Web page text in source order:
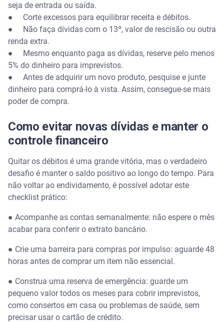
seja de entrada ou saída.
● Corte excessos para equilibrar receita e débitos.
● Não faça dívidas com o 13º, valor de rescisão ou outra
renda extra.
● Mesmo enquanto paga as dívidas, reserve pelo menos
5% do dinheiro para imprevistos.
● Antes de adquirir um novo produto, pesquise e junte
dinheiro para comprá-lo à vista. Assim, consegue-se mais
poder de compra.
Como evitar novas dívidas e manter o
controle financeiro
Quitar os débitos é uma grande vitória, mas o verdadeiro
desafio é manter o saldo positivo ao longo do tempo. Para
não voltar ao endividamento, é possível adotar este
checklist prático:
● Acompanhe as contas semanalmente: não espere o mês
acabar para conferir o extrato bancário.
● Crie uma barreira para compras por impulso: aguarde 48
horas antes de comprar um item não essencial.
● Construa uma reserva de emergência: guarde um
pequeno valor todos os meses para cobrir imprevistos,
como consertos em casa ou problemas de saúde, sem
precisar usar o cartão de crédito.